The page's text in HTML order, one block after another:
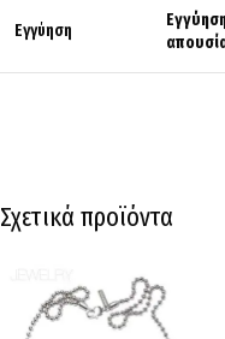
Εγγύηση
Σχετικά προϊόντα